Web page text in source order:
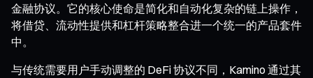
金融协议。它的核心使命是简化和自动化复杂的链上操作，
将借贷、流动性提供和杠杆策略整合进一个统一的产品套件
中。
与传统需要用户手动调整的 DeFi 协议不同，Kamino 通过其